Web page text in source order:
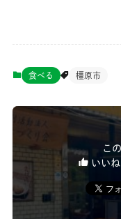
食べる 橿原市
こ
いい